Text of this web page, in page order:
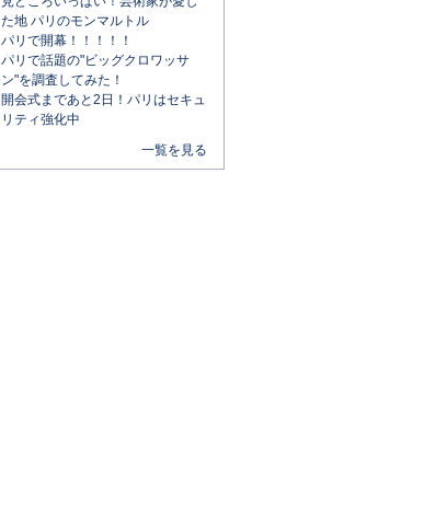
た地 パリのモンマルトル
パリで開幕！！！！！
パリで話題の"ビッグクロワッサ
ン"を調査してみた！
開会式まであと2日！パリはセキュ
リティ強化中
一覧を見る